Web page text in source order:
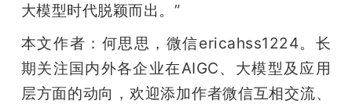
大模型时代脱颖而出。”
本文作者：何思思，微信ericahss1224。长
期关注国内外各企业在AIGC、大模型及应用
层方面的动向，欢迎添加作者微信互相交流、